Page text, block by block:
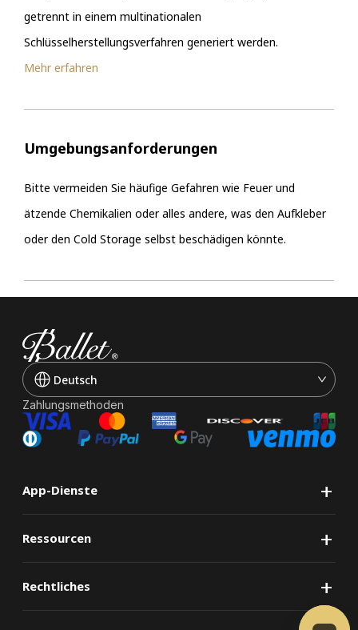
getrennt in einem multinationalen
Schlüsselherstellungsverfahren generiert werden.
Mehr erfahren
Umgebungsanforderungen
Bitte vermeiden Sie häufige Gefahren wie Feuer und
ätzende Chemikalien oder alles andere, was den Aufkleber
oder den Cold Storage selbst beschädigen könnte.
Deutsch
Zahlungsmethoden
+
App-Dienste
+
Ressourcen
+
Rechtliches